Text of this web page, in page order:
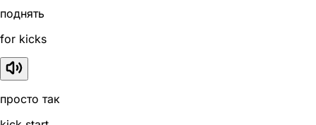
поднять
for kicks
просто так